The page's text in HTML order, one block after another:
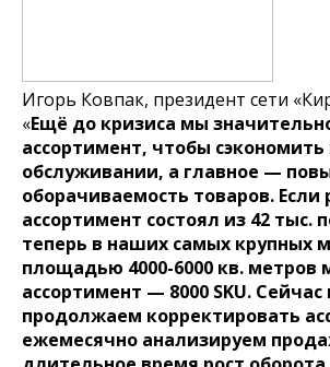
Игорь Ковпак, президент сети
«Ещё до кризиса мы
ассортимент, чтобы сэкономить
обслуживании, а главное —
оборачиваемость товаров. Если
ассортимент состоял из 42 тыс.
теперь в наших самых крупных
площадью 4000-6000 кв. метров
ассортимент — 8000 SKU.
продолжаем корректировать
ежемесячно анализируем